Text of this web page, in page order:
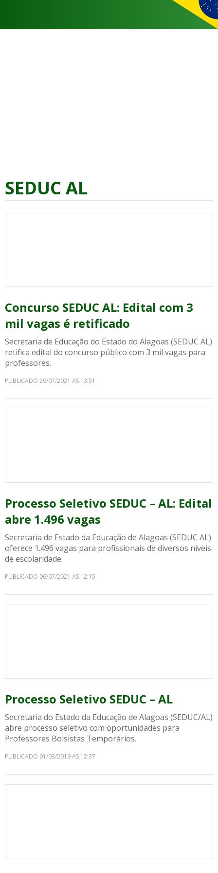
SEDUC AL
Concurso SEDUC AL: Edital com 3
mil vagas é retificado
Secretaria de Educação do Estado do Alagoas (SEDUC AL)
retifica edital do concurso público com 3 mil vagas para
professores.
PUBLICADO 29/07/2021 AS 13:51
Processo Seletivo SEDUC – AL: Edital
abre 1.496 vagas
Secretaria de Estado da Educação de Alagoas (SEDUC AL)
oferece 1.496 vagas para profissionais de diversos níveis
de escolaridade.
PUBLICADO 06/07/2021 AS 12:15
Processo Seletivo SEDUC – AL
Secretaria do Estado da Educação de Alagoas (SEDUC/AL)
abre processo seletivo com oportunidades para
Professores Bolsistas Temporários.
PUBLICADO 01/03/2019 AS 12:37